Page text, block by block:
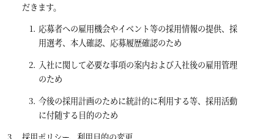
だきます。
応募者への雇用機会やイベント等の採用情報の提供、採
用選考、本人確認、応募履歴確認のため
入社に関して必要な事項の案内および入社後の雇用管理
のため
今後の採用計画のために統計的に利用する等、採用活動
に付随する目的のため